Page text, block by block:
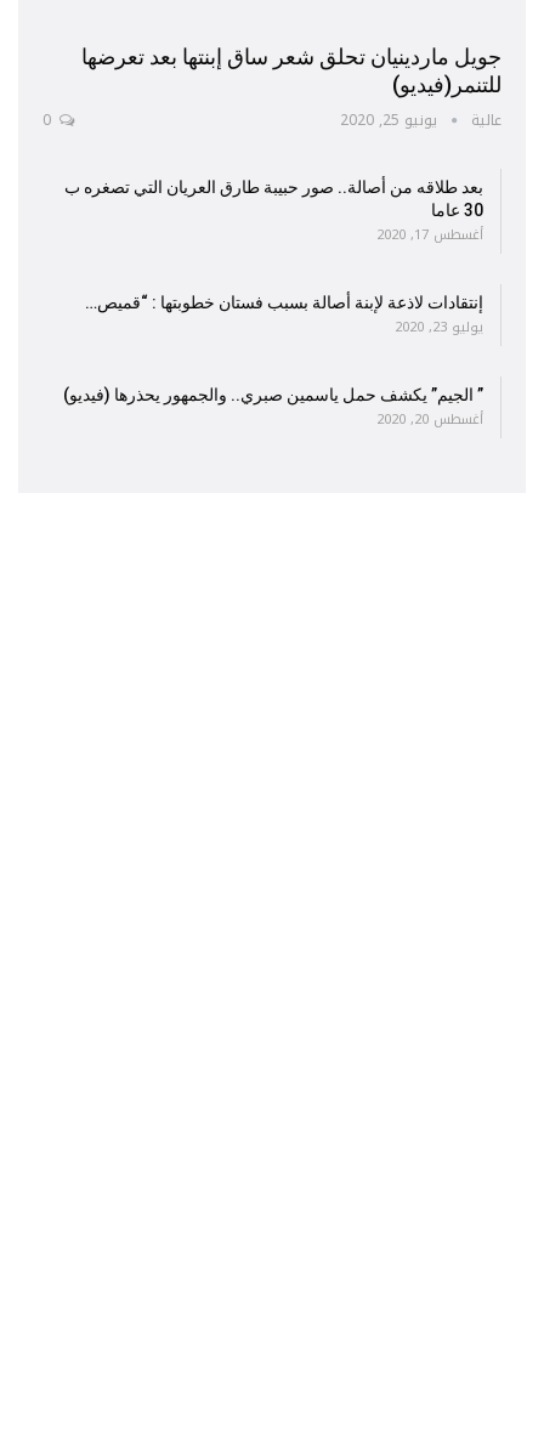
جويل ماردينيان تحلق شعر ساق إبنتها بعد تعرضها
للتنمر(فيديو)
عالية يونيو 25, 2020
بعد طلاقه من أصالة.. صور حبيبة طارق العريان التي تصغره ب
30 عاما
أغسطس 17, 2020
إنتقادات لاذعة لإبنة أصالة بسبب فستان خطوبتها : “قميص…
يوليو 23, 2020
” الجيم” يكشف حمل ياسمين صبري.. والجمهور يحذرها (فيديو)
أغسطس 20, 2020